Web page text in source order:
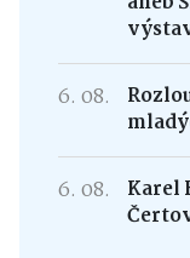
6. 08.
6. 08.
Karel